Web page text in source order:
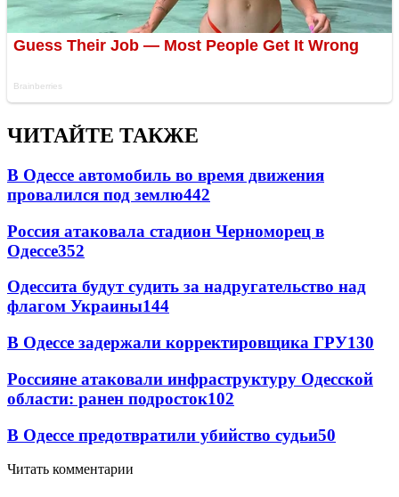
ЧИТАЙТЕ ТАКЖЕ
В Одессе автомобиль во время движения
провалился под землю442
Россия атаковала стадион Черноморец в
Одессе352
Одессита будут судить за надругательство над
флагом Украины144
В Одессе задержали корректировщика ГРУ130
Россияне атаковали инфраструктуру Одесской
области: ранен подросток102
В Одессе предотвратили убийство судьи50
Читать комментарии